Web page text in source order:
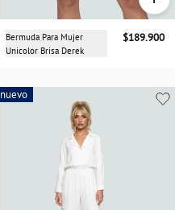
Bermuda Para Mujer
Unicolor Brisa Derek
$189.900
nuevo
nuevo